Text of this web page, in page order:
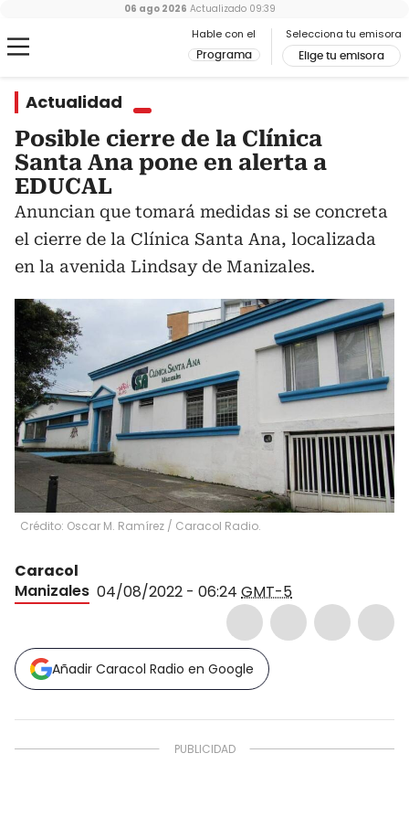
Hable con el
Programa
Selecciona tu emisora
Elige tu emisora
06 ago 2026 Actualizado 09:39
Actualidad
Posible cierre de la Clínica
Santa Ana pone en alerta a
EDUCAL
Anuncian que tomará medidas si se concreta
el cierre de la Clínica Santa Ana, localizada
en la avenida Lindsay de Manizales.
Crédito: Oscar M. Ramírez / Caracol Radio.
Caracol
Manizales 04/08/2022 - 06:24 GMT-5
Añadir Caracol Radio en Google